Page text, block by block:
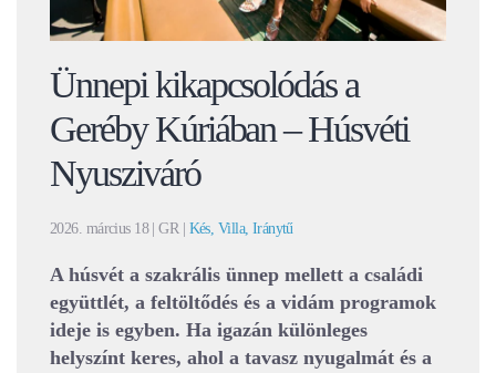
Ünnepi kikapcsolódás a
Geréby Kúriában – Húsvéti
Nyusziváró
2026. március 18| GR | Kés, Villa, Iránytű
A húsvét a szakrális ünnep mellett a családi
együttlét, a feltöltődés és a vidám programok
ideje is egyben. Ha igazán különleges
helyszínt keres, ahol a tavasz nyugalmát és a